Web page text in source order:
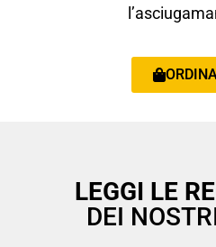
LEGGI LE
DEI